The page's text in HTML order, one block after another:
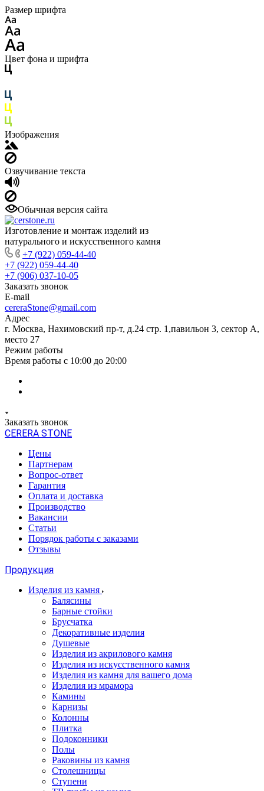
Размер шрифта
Цвет фона и шрифта
Изображения
Озвучивание текста
Обычная версия сайта
Изготовление и монтаж изделий из
натурального и искусственного камня
+7 (922) 059-44-40
+7 (922) 059-44-40
+7 (906) 037-10-05
Заказать звонок
E-mail
cereraStone@gmail.com
Адрес
г. Москва, Нахимовский пр-т, д.24 стр. 1,павильон 3, сектор А,
место 27
Режим работы
Время работы с 10:00 до 20:00
Заказать звонок
CERERA STONE
Цены
Партнерам
Вопрос-ответ
Гарантия
Оплата и доставка
Производство
Вакансии
Статьи
Порядок работы с заказами
Отзывы
Продукция
Изделия из камня
Балясины
Барные стойки
Брусчатка
Декоративные изделия
Душевые
Изделия из акрилового камня
Изделия из искусственного камня
Изделия из камня для вашего дома
Изделия из мрамора
Камины
Карнизы
Колонны
Плитка
Подоконники
Полы
Раковины из камня
Столешницы
Ступени